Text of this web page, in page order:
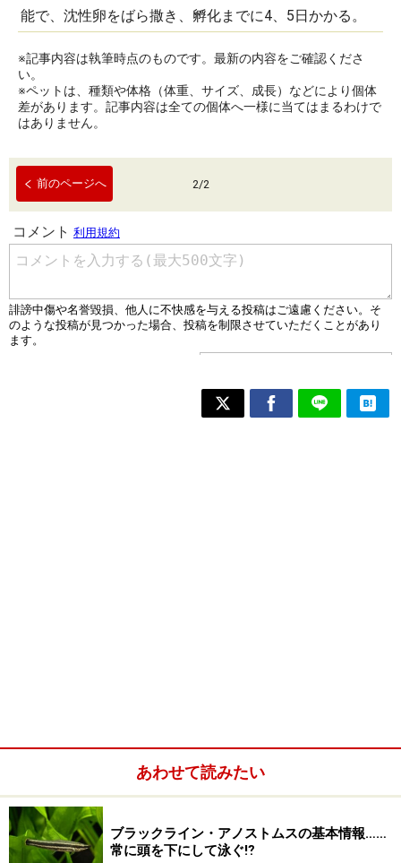
能で、沈性卵をばら撒き、孵化までに4、5日かかる。
※記事内容は執筆時点のものです。最新の内容をご確認くださ
い。
※ペットは、種類や体格（体重、サイズ、成長）などにより個体
差があります。記事内容は全ての個体へ一様に当てはまるわけで
はありません。
前のページへ 2/2
あわせて読みたい
ブラックライン・アノストムスの基本情報……
常に頭を下にして泳ぐ⁉